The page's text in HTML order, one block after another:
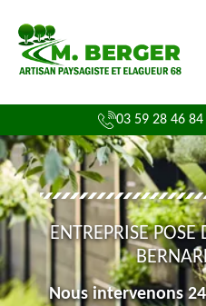
03 59 28 46 84
ENTREPRISE
Nous intervenons